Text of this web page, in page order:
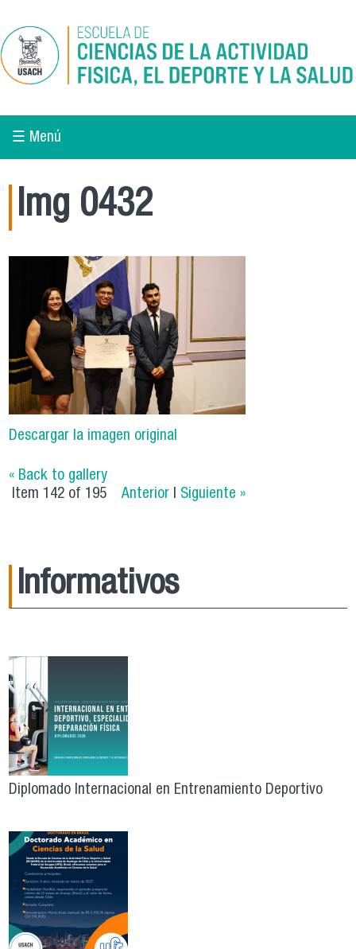
☰ Menú
Img 0432
Descargar la imagen original
« Back to gallery
Item 142 of 195
Anterior Siguiente »
Informativos
Diplomado Internacional en Entrenamiento Deportivo